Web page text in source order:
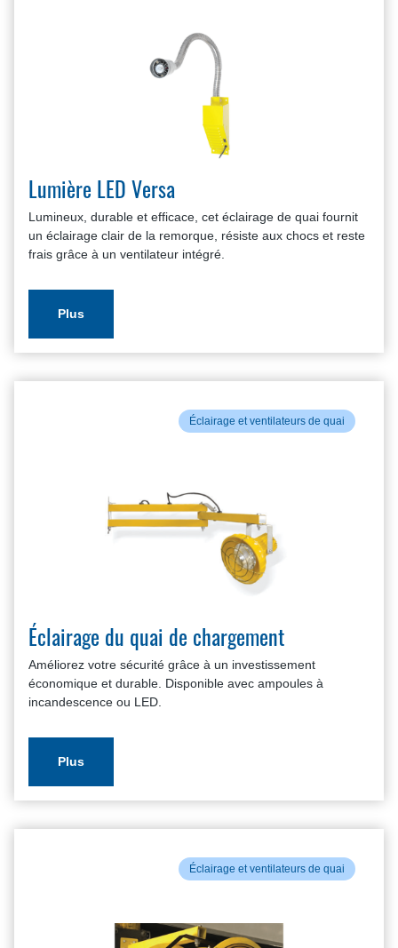
Lumière LED Versa
Lumineux, durable et efficace, cet éclairage de quai fournit
un éclairage clair de la remorque, résiste aux chocs et reste
frais grâce à un ventilateur intégré.
Plus
Éclairage et ventilateurs de quai
Éclairage du quai de chargement
Améliorez votre sécurité grâce à un investissement
économique et durable. Disponible avec ampoules à
incandescence ou LED.
Plus
Éclairage et ventilateurs de quai